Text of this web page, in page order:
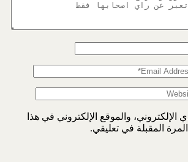
والموقع الإلكتروني في هذا
المقبلة في تعليقي.